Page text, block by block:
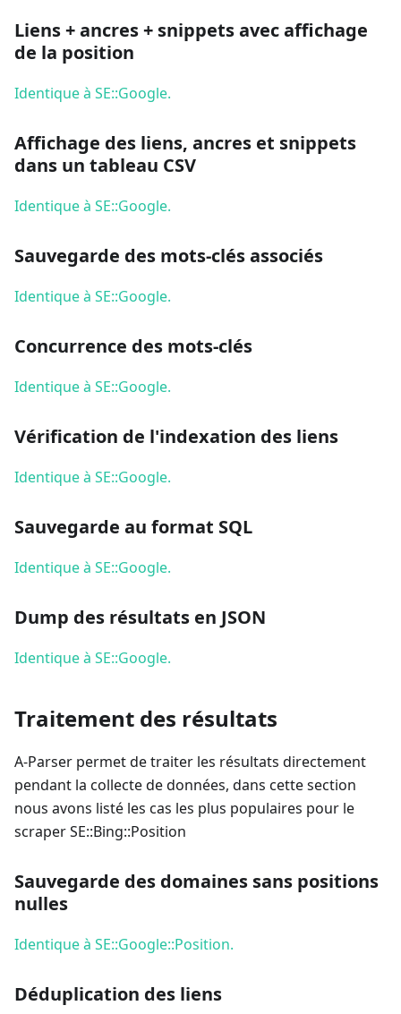
Liens + ancres + snippets avec affichage
de la position
Identique à SE::Google.
Affichage des liens, ancres et snippets
dans un tableau CSV
Identique à SE::Google.
Sauvegarde des mots-clés associés
Identique à SE::Google.
Concurrence des mots-clés
Identique à SE::Google.
Vérification de l'indexation des liens
Identique à SE::Google.
Sauvegarde au format SQL
Identique à SE::Google.
Dump des résultats en JSON
Identique à SE::Google.
Traitement des résultats
A-Parser permet de traiter les résultats directement
pendant la collecte de données, dans cette section
nous avons listé les cas les plus populaires pour le
scraper SE::Bing::Position
Sauvegarde des domaines sans positions
nulles
Identique à SE::Google::Position.
Déduplication des liens